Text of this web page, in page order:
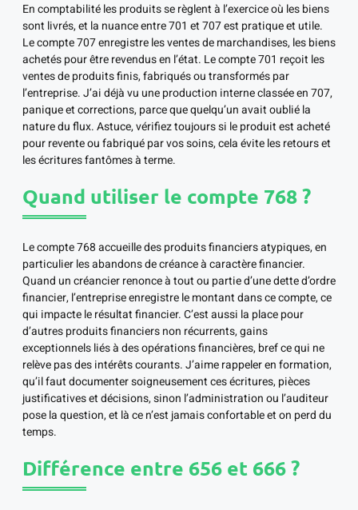
En comptabilité les produits se règlent à l’exercice où les biens
sont livrés, et la nuance entre 701 et 707 est pratique et utile.
Le compte 707 enregistre les ventes de marchandises, les biens
achetés pour être revendus en l’état. Le compte 701 reçoit les
ventes de produits finis, fabriqués ou transformés par
l’entreprise. J’ai déjà vu une production interne classée en 707,
panique et corrections, parce que quelqu’un avait oublié la
nature du flux. Astuce, vérifiez toujours si le produit est acheté
pour revente ou fabriqué par vos soins, cela évite les retours et
les écritures fantômes à terme.
Quand utiliser le compte 768 ?
Le compte 768 accueille des produits financiers atypiques, en
particulier les abandons de créance à caractère financier.
Quand un créancier renonce à tout ou partie d’une dette d’ordre
financier, l’entreprise enregistre le montant dans ce compte, ce
qui impacte le résultat financier. C’est aussi la place pour
d’autres produits financiers non récurrents, gains
exceptionnels liés à des opérations financières, bref ce qui ne
relève pas des intérêts courants. J’aime rappeler en formation,
qu’il faut documenter soigneusement ces écritures, pièces
justificatives et décisions, sinon l’administration ou l’auditeur
pose la question, et là ce n’est jamais confortable et on perd du
temps.
Différence entre 656 et 666 ?